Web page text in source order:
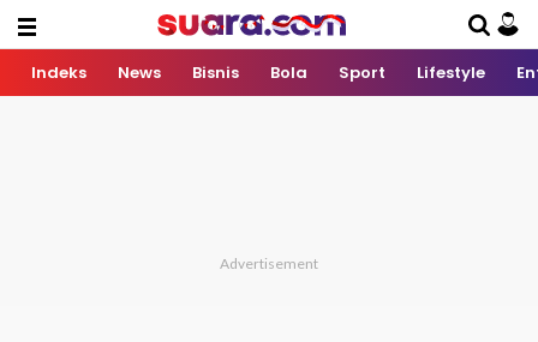
Indeks News Bisnis Bola Sport Lifestyle